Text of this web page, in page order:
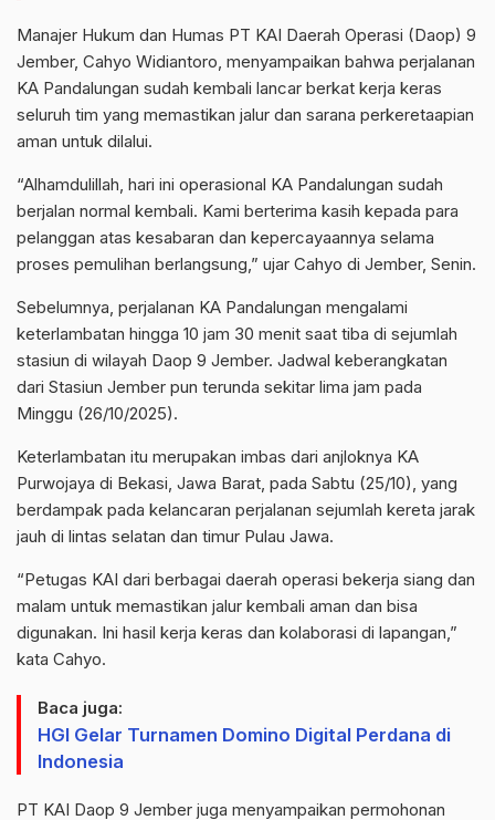
Manajer Hukum dan Humas PT KAI Daerah Operasi (Daop) 9
Jember, Cahyo Widiantoro, menyampaikan bahwa perjalanan
KA Pandalungan sudah kembali lancar berkat kerja keras
seluruh tim yang memastikan jalur dan sarana perkeretaapian
aman untuk dilalui.
“Alhamdulillah, hari ini operasional KA Pandalungan sudah
berjalan normal kembali. Kami berterima kasih kepada para
pelanggan atas kesabaran dan kepercayaannya selama
proses pemulihan berlangsung,” ujar Cahyo di Jember, Senin.
Sebelumnya, perjalanan KA Pandalungan mengalami
keterlambatan hingga 10 jam 30 menit saat tiba di sejumlah
stasiun di wilayah Daop 9 Jember. Jadwal keberangkatan
dari Stasiun Jember pun terunda sekitar lima jam pada
Minggu (26/10/2025).
Keterlambatan itu merupakan imbas dari anjloknya KA
Purwojaya di Bekasi, Jawa Barat, pada Sabtu (25/10), yang
berdampak pada kelancaran perjalanan sejumlah kereta jarak
jauh di lintas selatan dan timur Pulau Jawa.
“Petugas KAI dari berbagai daerah operasi bekerja siang dan
malam untuk memastikan jalur kembali aman dan bisa
digunakan. Ini hasil kerja keras dan kolaborasi di lapangan,”
kata Cahyo.
Baca juga:
HGI Gelar Turnamen Domino Digital Perdana di
Indonesia
PT KAI Daop 9 Jember juga menyampaikan permohonan